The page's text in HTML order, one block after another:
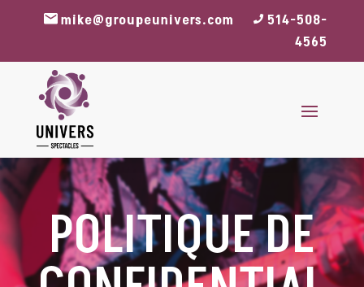
mike@groupeunivers.com
514-508-
4565
POLITIQUE DE